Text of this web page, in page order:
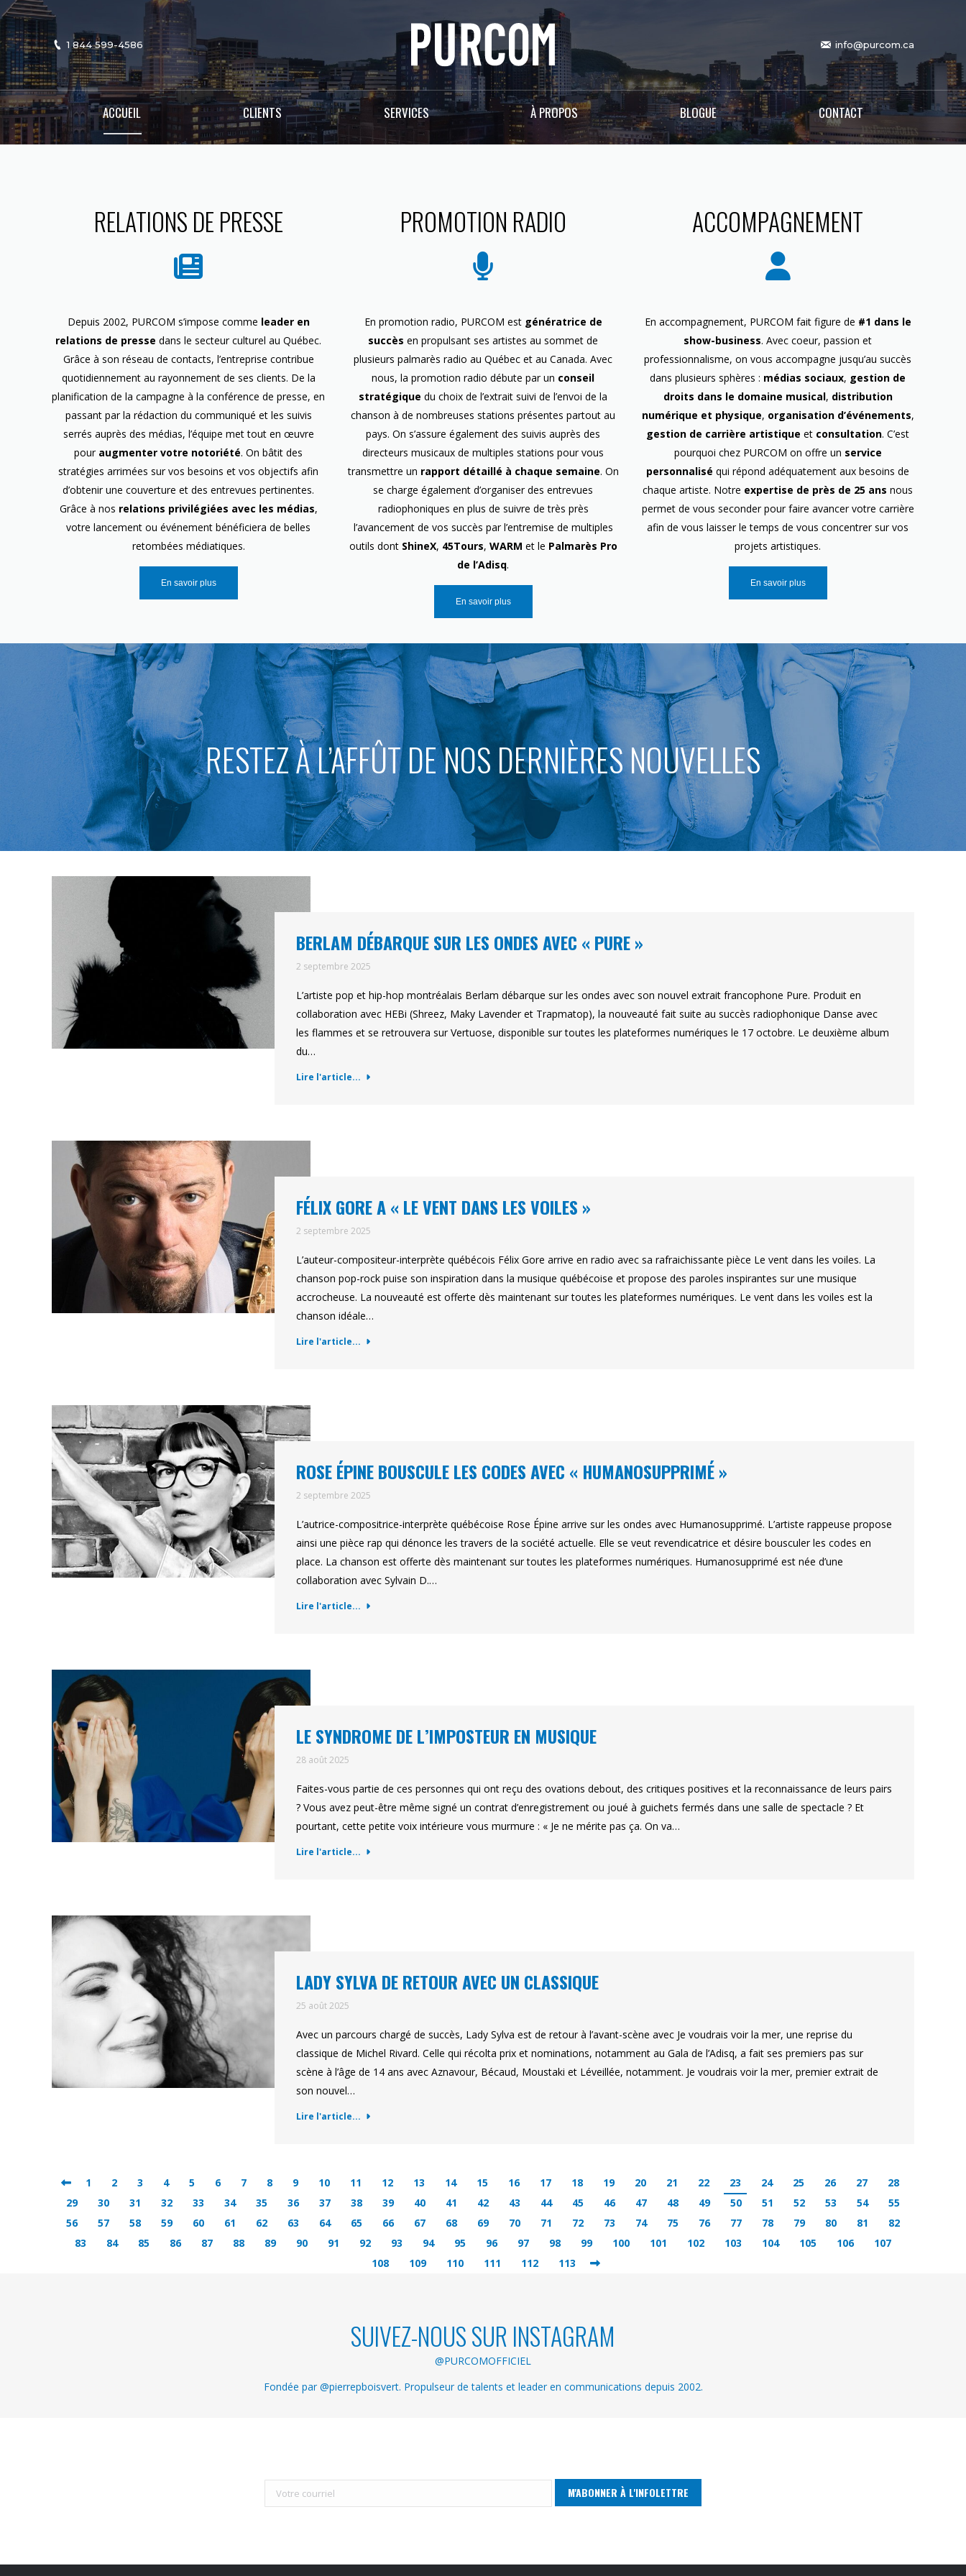
1 844 599-4586 info@purcom.ca
ACCUEIL CLIENTS SERVICES À PROPOS BLOGUE CONTACT
RELATIONS DE PRESSE
Depuis 2002, PURCOM s’impose comme leader en
relations de presse dans le secteur culturel au Québec.
Grâce à son réseau de contacts, l’entreprise contribue
quotidiennement au rayonnement de ses clients. De la
planification de la campagne à la conférence de presse, en
passant par la rédaction du communiqué et les suivis
serrés auprès des médias, l’équipe met tout en œuvre
pour augmenter votre notoriété. On bâtit des
stratégies arrimées sur vos besoins et vos objectifs afin
d’obtenir une couverture et des entrevues pertinentes.
Grâce à nos relations privilégiées avec les médias,
votre lancement ou événement bénéficiera de belles
retombées médiatiques.
En savoir plus
PROMOTION RADIO
En promotion radio, PURCOM est génératrice de
succès en propulsant ses artistes au sommet de
plusieurs palmarès radio au Québec et au Canada. Avec
nous, la promotion radio débute par un conseil
stratégique du choix de l’extrait suivi de l’envoi de la
chanson à de nombreuses stations présentes partout au
pays. On s’assure également des suivis auprès des
directeurs musicaux de multiples stations pour vous
transmettre un rapport détaillé à chaque semaine. On
se charge également d’organiser des entrevues
radiophoniques en plus de suivre de très près
l’avancement de vos succès par l’entremise de multiples
outils dont ShineX, 45Tours, WARM et le Palmarès Pro
de l’Adisq.
En savoir plus
ACCOMPAGNEMENT
En accompagnement, PURCOM fait figure de #1 dans le
show-business. Avec coeur, passion et
professionnalisme, on vous accompagne jusqu’au succès
dans plusieurs sphères : médias sociaux, gestion de
droits dans le domaine musical, distribution
numérique et physique, organisation d’événements,
gestion de carrière artistique et consultation. C’est
pourquoi chez PURCOM on offre un service
personnalisé qui répond adéquatement aux besoins de
chaque artiste. Notre expertise de près de 25 ans nous
permet de vous seconder pour faire avancer votre carrière
afin de vous laisser le temps de vous concentrer sur vos
projets artistiques.
En savoir plus
RESTEZ À L’AFFÛT DE NOS DERNIÈRES NOUVELLES
BERLAM DÉBARQUE SUR LES ONDES AVEC « PURE »
2 septembre 2025
L’artiste pop et hip-hop montréalais Berlam débarque sur les ondes avec son nouvel extrait francophone Pure. Produit en
collaboration avec HEBi (Shreez, Maky Lavender et Trapmatop), la nouveauté fait suite au succès radiophonique Danse avec
les flammes et se retrouvera sur Vertuose, disponible sur toutes les plateformes numériques le 17 octobre. Le deuxième album
du…
Lire l'article...
FÉLIX GORE A « LE VENT DANS LES VOILES »
2 septembre 2025
L’auteur-compositeur-interprète québécois Félix Gore arrive en radio avec sa rafraichissante pièce Le vent dans les voiles. La
chanson pop-rock puise son inspiration dans la musique québécoise et propose des paroles inspirantes sur une musique
accrocheuse. La nouveauté est offerte dès maintenant sur toutes les plateformes numériques. Le vent dans les voiles est la
chanson idéale…
Lire l'article...
ROSE ÉPINE BOUSCULE LES CODES AVEC « HUMANOSUPPRIMÉ »
2 septembre 2025
L’autrice-compositrice-interprète québécoise Rose Épine arrive sur les ondes avec Humanosupprimé. L’artiste rappeuse propose
ainsi une pièce rap qui dénonce les travers de la société actuelle. Elle se veut revendicatrice et désire bousculer les codes en
place. La chanson est offerte dès maintenant sur toutes les plateformes numériques. Humanosupprimé est née d’une
collaboration avec Sylvain D.…
Lire l'article...
LE SYNDROME DE L’IMPOSTEUR EN MUSIQUE
28 août 2025
Faites-vous partie de ces personnes qui ont reçu des ovations debout, des critiques positives et la reconnaissance de leurs pairs
? Vous avez peut-être même signé un contrat d’enregistrement ou joué à guichets fermés dans une salle de spectacle ? Et
pourtant, cette petite voix intérieure vous murmure : « Je ne mérite pas ça. On va…
Lire l'article...
LADY SYLVA DE RETOUR AVEC UN CLASSIQUE
25 août 2025
Avec un parcours chargé de succès, Lady Sylva est de retour à l’avant-scène avec Je voudrais voir la mer, une reprise du
classique de Michel Rivard. Celle qui récolta prix et nominations, notamment au Gala de l’Adisq, a fait ses premiers pas sur
scène à l’âge de 14 ans avec Aznavour, Bécaud, Moustaki et Léveillée, notamment. Je voudrais voir la mer, premier extrait de
son nouvel…
Lire l'article...
1 2 3 4 5 6 7 8 9 10 11 12 13 14 15 16 17 18 19 20 21 22 23 24 25 26 27
28
29
30 31 32 33 34 35 36 37 38 39 40 41 42 43 44 45 46 47 48 49 50 51 52 53 54
55
56
57 58 59 60 61 62 63 64 65 66 67 68 69 70 71 72 73 74 75 76 77 78 79 80 81
82
83
84 85 86 87 88 89 90 91 92 93 94 95 96 97 98 99 100 101 102 103 104 105 106
107
108
109 110 111 112 113
SUIVEZ-NOUS SUR INSTAGRAM
@PURCOMOFFICIEL
Fondée par @pierrepboisvert. Propulseur de talents et leader en communications depuis 2002.